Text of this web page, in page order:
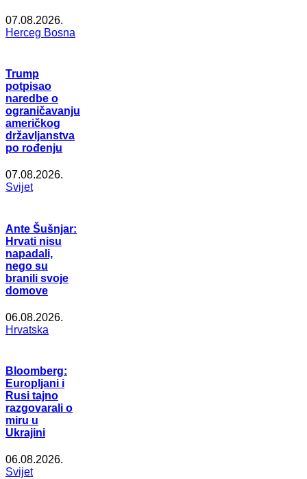
07.08.2026.
Herceg Bosna
Trump
potpisao
naredbe o
ograničavanju
američkog
državljanstva
po rođenju
07.08.2026.
Svijet
Ante Šušnjar:
Hrvati nisu
napadali,
nego su
branili svoje
domove
06.08.2026.
Hrvatska
Bloomberg:
Europljani i
Rusi tajno
razgovarali o
miru u
Ukrajini
06.08.2026.
Svijet